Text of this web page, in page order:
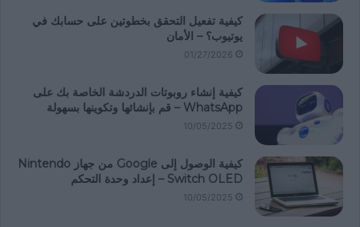
كيفية تفعيل التحقق بخطوتين على حسابك في
يوتيوب؟ – الأمان
01/27/2026
كيفية إنشاء روبوتات الدردشة الخاصة بك على
WhatsApp – قم بإنشائها وتكوينها بسهولة
10/05/2025
كيفية الوصول إلى Google من جهاز Nintendo
Switch OLED – إعداد وحدة التحكم
10/05/2025